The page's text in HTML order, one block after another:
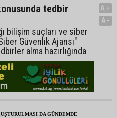
tedbir
bilişim suçları ve siber
Güvenlik Ajansı"
alma hazırlığında
A+
A-
DA GÜNDEMDE